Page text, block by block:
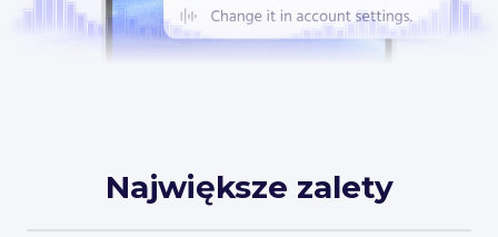
Największe zalety